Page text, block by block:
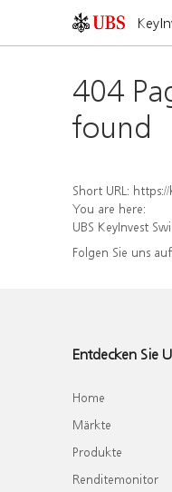
404
found
Short URL: https://
You are here:
UBS KeyInvest
Folgen Sie uns auf
Entdecken Sie
Home
Märkte
Produkte
Renditemonitor